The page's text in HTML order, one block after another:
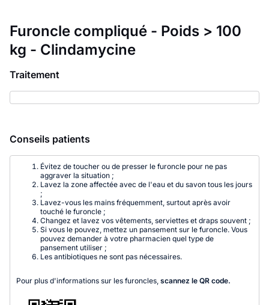
Furoncle compliqué - Poids > 100
kg - Clindamycine
Traitement
Conseils patients
Évitez de toucher ou de presser le furoncle pour ne pas
aggraver la situation ;
Lavez la zone affectée avec de l'eau et du savon tous les jours
;
Lavez-vous les mains fréquemment, surtout après avoir
touché le furoncle ;
Changez et lavez vos vêtements, serviettes et draps souvent ;
Si vous le pouvez, mettez un pansement sur le furoncle. Vous
pouvez demander à votre pharmacien quel type de
pansement utiliser ;
Les antibiotiques ne sont pas nécessaires.
Pour plus d'informations sur les furoncles, scannez le QR code.